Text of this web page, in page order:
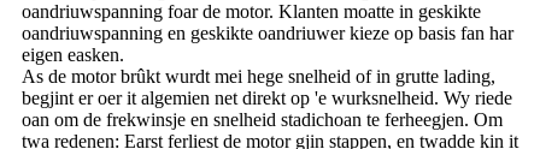
oandriuwspanning foar de motor. Klanten moatte in geskikte
oandriuwspanning en geskikte oandriuwer kieze op basis fan har
eigen easken.
As de motor brûkt wurdt mei hege snelheid of in grutte lading,
begjint er oer it algemien net direkt op 'e wurksnelheid. Wy riede
oan om de frekwinsje en snelheid stadichoan te ferheegjen. Om
twa redenen: Earst ferliest de motor gjin stappen, en twadde kin it